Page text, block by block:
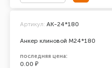
Анкер клиновой М24*180
Артикул: AK-24*180
последняя цена:
0.00 ₽